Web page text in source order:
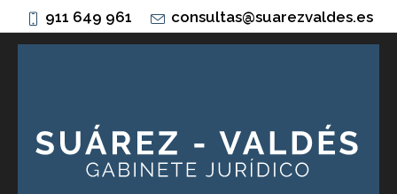
911 649 961 consultas@suarezvaldes.es